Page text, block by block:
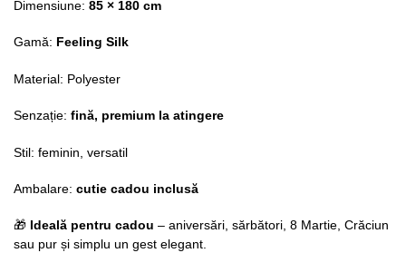
Dimensiune: 85 × 180 cm
Gamă: Feeling Silk
Material: Polyester
Senzație: fină, premium la atingere
Stil: feminin, versatil
Ambalare: cutie cadou inclusă
🎁 Ideală pentru cadou – aniversări, sărbători, 8 Martie, Crăciun
sau pur și simplu un gest elegant.